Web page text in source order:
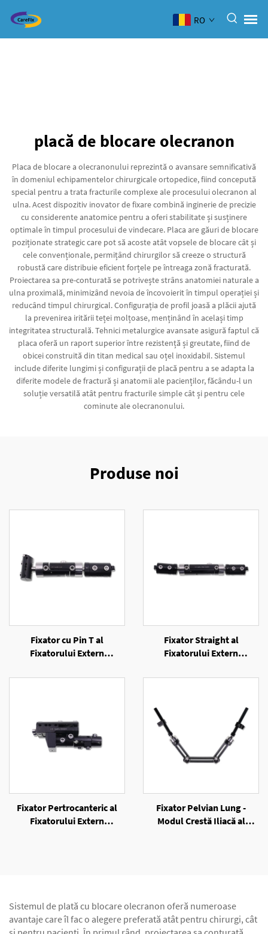
RO
placă de blocare olecranon
Placa de blocare a olecranonului reprezintă o avansare semnificativă
în domeniul echipamentelor chirurgicale ortopedice, fiind concepută
special pentru a trata fracturile complexe ale procesului olecranon al
ulna. Acest dispozitiv inovator de fixare combină inginerie de precizie
cu considerente anatomice pentru a oferi stabilitate și susținere
optimale în timpul procesului de vindecare. Placa are găuri de blocare
poziționate strategic care pot să acoste atât vopsele de blocare cât și
cele convenționale, permițând chirurgilor să creeze o structură
robustă care distribuie eficient forțele pe întreaga zonă fracturată.
Proiectarea sa pre-conturată se potrivește strâns anatomiei naturale a
ulna proximală, minimizând nevoia de încovoierit în timpul operației și
reducând timpul chirurgical. Configurația de profil joasă a plăcii ajută
la prevenirea iritării teței molțoase, menținând în același timp
integritatea structurală. Tehnici metalurgice avansate asigură faptul că
placa oferă un raport superior între rezistență și greutate, fiind de
obicei construită din titan medical sau oțel inoxidabil. Sistemul
include diferite lungimi și configurații de placă pentru a se adapta la
diferite modele de fractură și anatomii ale pacienților, făcându-l un
soluție versatilă atât pentru fracturile simple cât și pentru cele
cominute ale olecranonului.
Produse noi
Fixator cu Pin T al
Fixatorului Extern
Fixator Straight al
Fixatorului Extern
Fixator Pertrocanteric al
Fixatorului Extern
Fixator Pelvian Lung -
Modul Crestă Iliacă al
Sistemul de plată cu blocare olecranon oferă numeroase
avantaje care îl fac o alegere preferată atât pentru chirurgi, cât